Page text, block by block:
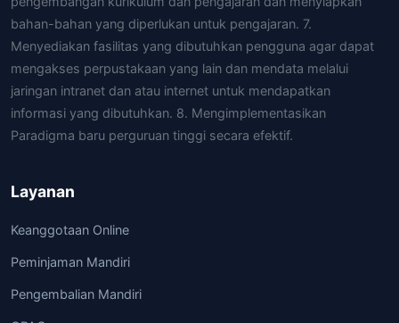
bahan-bahan yang diperlukan untuk pengajaran. 7.
Menyediakan fasilitas yang dibutuhkan pengguna agar dapat
mengakses perpustakaan yang lain dan mendata melalui
jaringan intranet dan atau internet untuk mendapatkan
informasi yang dibutuhkan. 8. Mengimplementasikan
Paradigma baru perguruan tinggi secara efektif.
Layanan
Keanggotaan Online
Peminjaman Mandiri
Pengembalian Mandiri